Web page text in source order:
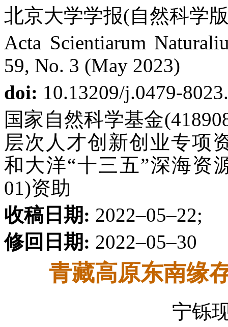
北京大学学报(自然科学
Acta Scientiarum
59, No. 3 (May 2023)
doi: 10.13209/j.0479-
国家自然科学基金
层次人才创新创业专项
和大洋“十三五”深海资
01)资助
收稿日期: 2022–05–22;
修回日期: 2022–05–30
青藏高原东南缘
宁铄